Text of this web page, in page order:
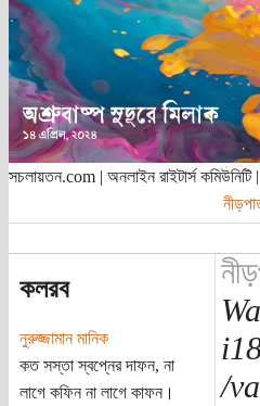
সচলায়তন.com | অনলাইন রাইটার্স
কলরব
নুরুজ্জামান মানিক
কত সস্তা স্বপ্নের দাফন, না
লাগে কফিন না লাগে কাফন।
/